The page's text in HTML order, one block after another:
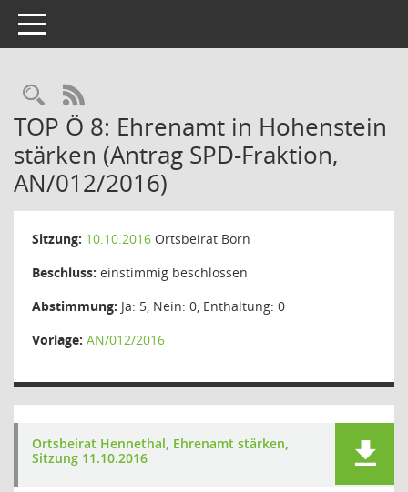
Toggle navigation
Rechercheauswahl
RSS-Feed
TOP Ö 8: Ehrenamt in Hohenstein
stärken (Antrag SPD-Fraktion,
AN/012/2016)
Sitzung: 10.10.2016 Ortsbeirat Born
Beschluss: einstimmig beschlossen
Abstimmung: Ja: 5, Nein: 0, Enthaltung: 0
Vorlage: AN/012/2016
Ortsbeirat Hennethal, Ehrenamt stärken,
Sitzung 11.10.2016